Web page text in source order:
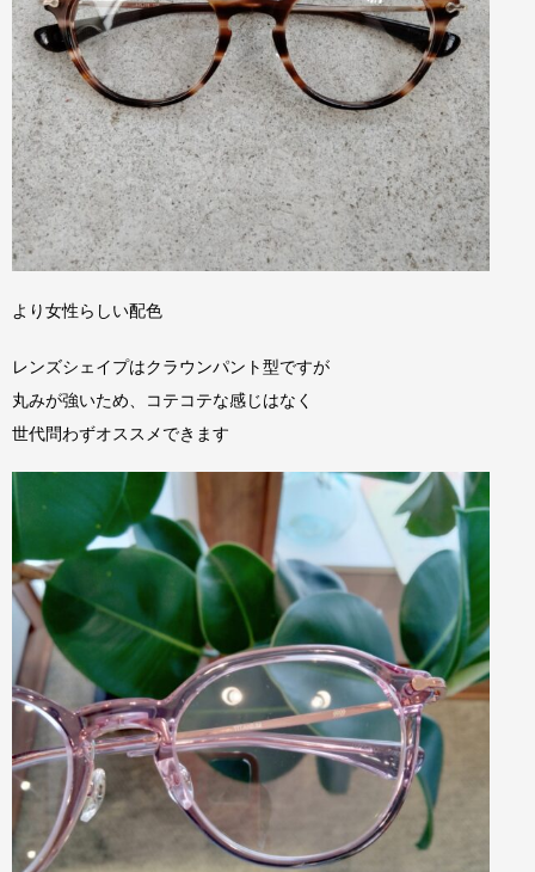
より女性らしい配色
レンズシェイプはクラウンパント型ですが
丸みが強いため、コテコテな感じはなく
世代問わずオススメできます